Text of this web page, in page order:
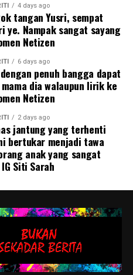
4 days ago
tangan Yusri, sempat
ye. Nampak sangat sayang
Netizen
6 days ago
penuh bangga dapat
dia walaupun lirik ke
Netizen
2 days ago
jantung yang terhenti
bertukar menjadi tawa
anak yang sangat
Siti Sarah